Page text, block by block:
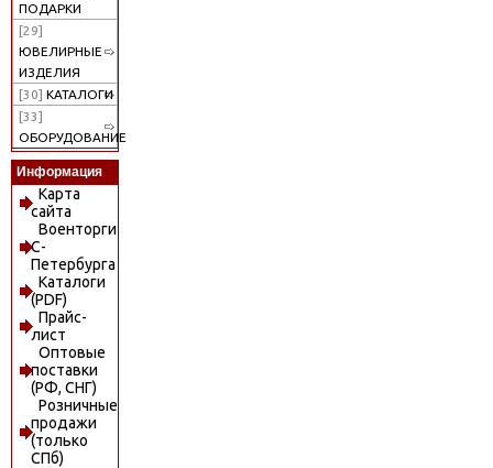
ПОДАРКИ
[29]
ЮВЕЛИРНЫЕ
ИЗДЕЛИЯ
[30] КАТАЛОГИ
[33]
ОБОРУДОВАНИЕ
Информация
Карта
сайта
Военторги
С-
Петербурга
Каталоги
(PDF)
Прайс-
лист
Оптовые
поставки
(РФ, СНГ)
Розничные
продажи
(только
СПб)